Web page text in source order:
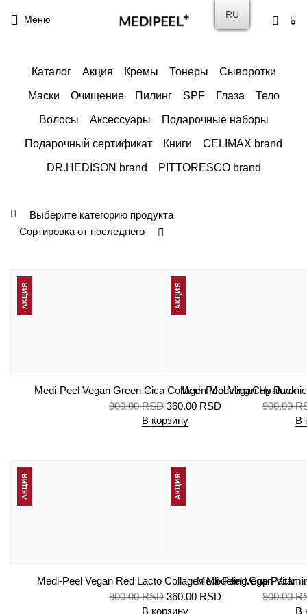
Меню 0
Выберите категорию продукта
Каталог Акция Кремы Тонеры Сыворотки
Маски Очищение Пилинг SPF Глаза Тело
Волосы Аксессуары Подарочные наборы
Подарочный сертификат Книги CELIMAX brand
DR.HEDISON brand PITTORESCO brand
Сортировка от последнего
АКЦИЯ
Medi-Peel Vegan Green Cica Collagen Modeling Cup Pack
900.00RSD 360.00 RSD
В корзину
АКЦИЯ
Medi-Peel Vegan
900.00
В
АКЦИЯ
Medi-Peel Vegan Red Lacto Collagen Modeling Cup Pack
900.00RSD 360.00 RSD
В корзину
АКЦИЯ
Medi-Peel Vegan
900.00
В
RU